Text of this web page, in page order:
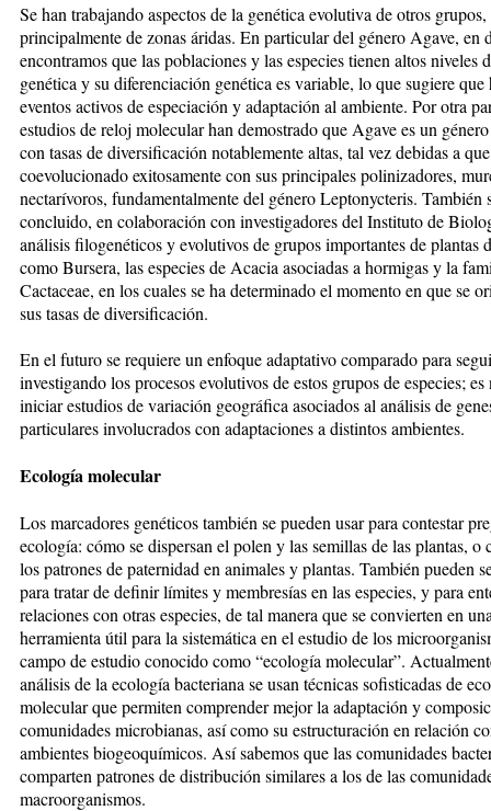
Se han trabajando aspectos de la genética evolutiva de otros grupos,
principalmente de zonas áridas. En particular del género Agave, en
encontramos que las poblaciones y las especies tienen altos niveles
genética y su diferenciación genética es variable, lo que sugiere que
eventos activos de especiación y adaptación al ambiente. Por otra
estudios de reloj molecular han demostrado que Agave es un
con tasas de diversificación notablemente altas, tal vez debidas a
coevolucionado exitosamente con sus principales polinizadores,
nectarívoros, fundamentalmente del género Leptonycteris. También
concluido, en colaboración con investigadores del Instituto de
análisis filogenéticos y evolutivos de grupos importantes de plantas
como Bursera, las especies de Acacia asociadas a hormigas y la
Cactaceae, en los cuales se ha determinado el momento en que se
sus tasas de diversificación.
En el futuro se requiere un enfoque adaptativo comparado para
investigando los procesos evolutivos de estos grupos de especies; es
iniciar estudios de variación geográfica asociados al análisis de
particulares involucrados con adaptaciones a distintos ambientes.
Ecología molecular
Los marcadores genéticos también se pueden usar para contestar
ecología: cómo se dispersan el polen y las semillas de las plantas, o
los patrones de paternidad en animales y plantas. También pueden
para tratar de definir límites y membresías en las especies, y para
relaciones con otras especies, de tal manera que se convierten en
herramienta útil para la sistemática en el estudio de los
campo de estudio conocido como “ecología molecular”.
análisis de la ecología bacteriana se usan técnicas sofisticadas de
molecular que permiten comprender mejor la adaptación y
comunidades microbianas, así como su estructuración en relación
ambientes biogeoquímicos. Así sabemos que las comunidades
comparten patrones de distribución similares a los de las
macroorganismos.